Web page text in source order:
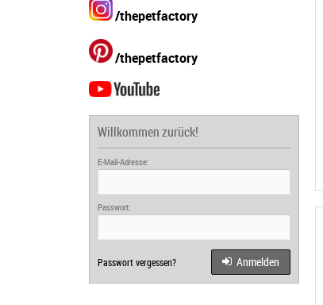
/thepetfactory
/thepetfactory
Willkommen zurück!
E-Mail-Adresse:
Passwort:
Passwort vergessen? Anmelden